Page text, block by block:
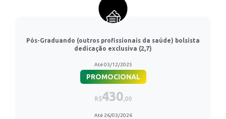
Pós-Graduando (outros profissionais da saúde) bolsista
dedicação exclusiva (2,7)
Até 03/12/2025
PROMOCIONAL
R$430,00
Até 26/03/2026